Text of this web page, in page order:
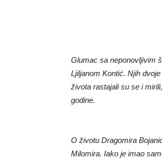
Glumac sa neponovljivim
Ljiljanom Kontić. Njih
života rastajali su se i
godine.
O životu Dragomira
Milomira. Iako je imao